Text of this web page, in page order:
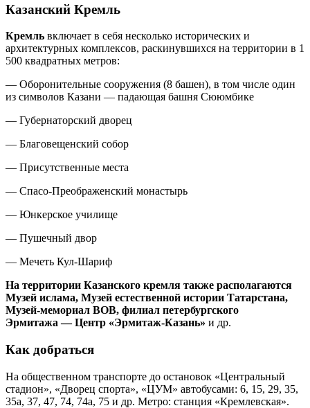
Казанский Кремль
Кремль включает в себя несколько исторических и
архитектурных комплексов, раскинувшихся на территории в 1
500 квадратных метров:
— Оборонительные сооружения (8 башен), в том числе один
из символов Казани — падающая башня Сююмбике
— Губернаторский дворец
— Благовещенский собор
— Присутственные места
— Спасо-Преображенский монастырь
— Юнкерское училище
— Пушечный двор
— Мечеть Кул-Шариф
На территории Казанского кремля также располагаются
Музей ислама, Музей естественной истории Татарстана,
Музей-мемориал ВОВ, филиал петербургского
Эрмитажа — Центр «Эрмитаж-Казань» и др.
Как добраться
На общественном транспорте до остановок «Центральный
стадион», «Дворец спорта», «ЦУМ» автобусами: 6, 15, 29, 35,
35а, 37, 47, 74, 74а, 75 и др. Метро: станция «Кремлевская».